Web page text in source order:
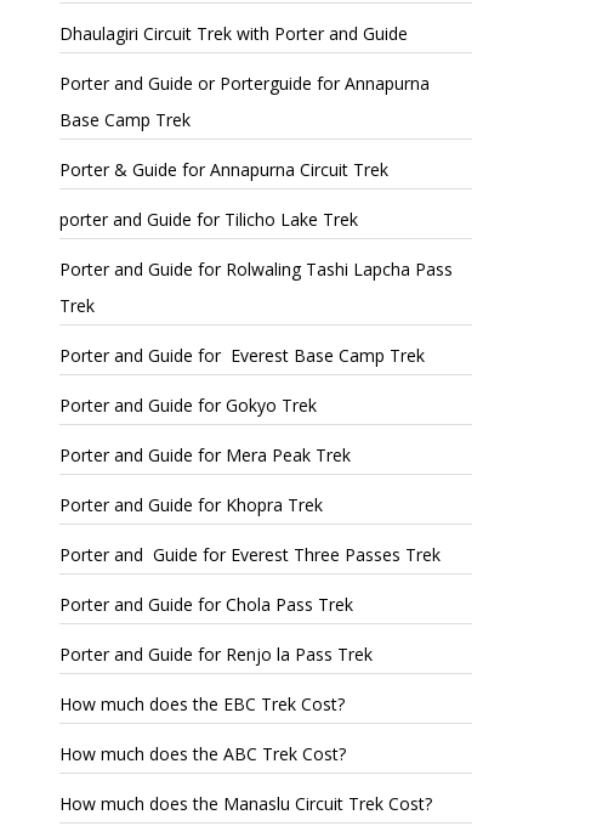
Dhaulagiri Circuit Trek with Porter and Guide
Porter and Guide or Porterguide for Annapurna
Base Camp Trek
Porter & Guide for Annapurna Circuit Trek
porter and Guide for Tilicho Lake Trek
Porter and Guide for Rolwaling Tashi Lapcha Pass
Trek
Porter and Guide for Everest Base Camp Trek
Porter and Guide for Gokyo Trek
Porter and Guide for Mera Peak Trek
Porter and Guide for Khopra Trek
Porter and Guide for Everest Three Passes Trek
Porter and Guide for Chola Pass Trek
Porter and Guide for Renjo la Pass Trek
How much does the EBC Trek Cost?
How much does the ABC Trek Cost?
How much does the Manaslu Circuit Trek Cost?